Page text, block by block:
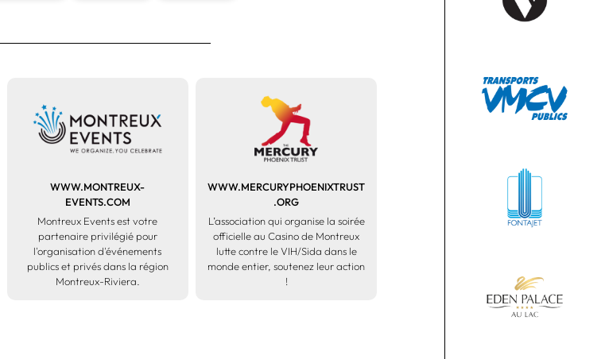
WWW.MONTREUX-
EVENTS.COM
Montreux Events est votre
partenaire privilégié pour
l'organisation d'événements
publics et privés dans la région
Montreux-Riviera.
WWW.MERCURYPHOENIXTRUST
.ORG
L’association qui organise la soirée
officielle au Casino de Montreux
lutte contre le VIH/Sida dans le
monde entier, soutenez leur action
!